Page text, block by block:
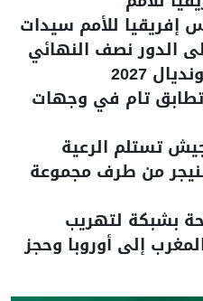
إفريقيا للأمم سيدات
إلى الدور نصف النهائي
2027
تطابق تام في وجهات
تستلم الرعية
من طرف مجموعة
بشبكة لتهريب
إلى أوروبا وحجز